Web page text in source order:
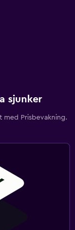
sjunker
med Prisbevakning.